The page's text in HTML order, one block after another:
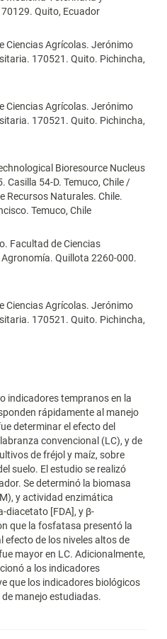
Quito, Ecuador
Ciencias Agrícolas. Jerónimo
170521. Quito. Pichincha,
Ciencias Agrícolas. Jerónimo
170521. Quito. Pichincha,
Bioresource Nucleus
Casilla 54-D. Temuco, Chile /
Recursos Naturales. Chile.
Temuco, Chile
Facultad de Ciencias
Quillota 2260-000.
Ciencias Agrícolas. Jerónimo
170521. Quito. Pichincha,
indicadores tempranos en la
rápidamente al manejo
determinar el efecto del
convencional (LC), y de
de fréjol y maíz, sobre
suelo. El estudio se realizó
Se determinó la biomasa
y actividad enzimática
diacetato [FDA], y β-
que la fosfatasa presentó la
efecto de los niveles altos de
mayor en LC. Adicionalmente,
a los indicadores
que los indicadores biológicos
manejo estudiadas.